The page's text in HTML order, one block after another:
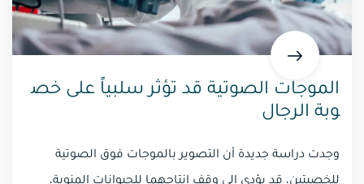
الموجات الصوتية قد تؤثر سلبياً على خص
وبة الرجال
وجدت دراسة جديدة أن التصوير بالموجات فوق الصوتية